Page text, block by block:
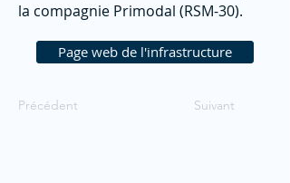
la compagnie Primodal (RSM-30).
Page web de l'infrastructure
Précédent Suivant